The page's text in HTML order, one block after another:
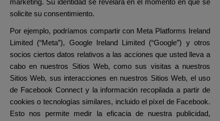
marketing. Su identidad se revelará en el momento en que se
solicite su consentimiento.
Por ejemplo, podríamos compartir con Meta Platforms Ireland
Limited (“Meta”), Google Ireland Limited (“Google”) y otros
socios ciertos datos relativos a las acciones que usted lleva a
cabo en nuestros Sitios Web, como sus visitas a nuestros
Sitios Web, sus interacciones en nuestros Sitios Web, el uso
de Facebook Connect y la información recopilada a partir de
cookies o tecnologías similares, incluido el píxel de Facebook.
Esto nos permite medir la eficacia de nuestra publicidad,